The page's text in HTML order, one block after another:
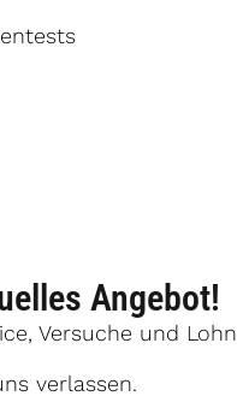
Angebot!
Versuche und
verlassen.